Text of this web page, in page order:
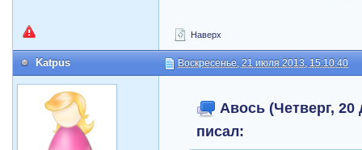
Наверх
Katpus Воскресенье, 21 июля 2013, 15:10:40
Авось (Четверг, 20
писал: